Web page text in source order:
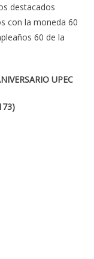
destacados
con la moneda 60
60 de la
UPEC